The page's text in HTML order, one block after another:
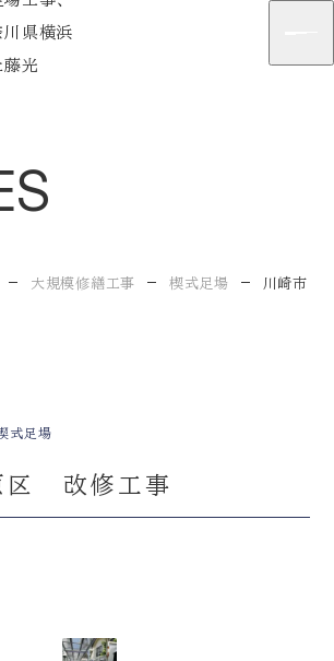
大規模修繕工事 楔式足場
川崎市
式足場
区 改修工事